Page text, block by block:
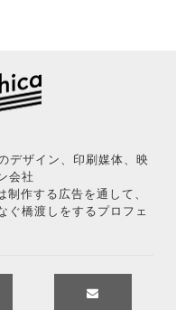
デザイン、印刷媒体、映
会社
作する広告を通して、
ぐ橋渡しをするプロフェ